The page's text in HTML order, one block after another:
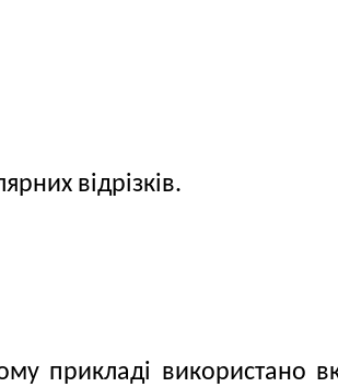
відрізків.
використано